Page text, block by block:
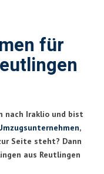
für
nach Iraklio und bist
,
Seite steht? Dann
aus Reutlingen